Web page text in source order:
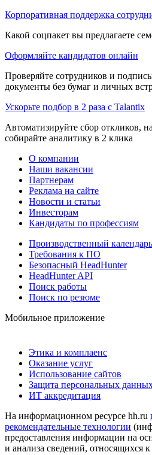
Корпоративная поддержка
Какой соцпакет вы предлагаете
Оформляйте кандидатов онлайн
Проверяйте сотрудников и
документы без бумаг и личных
Ускорьте подбор в 2 раза с Talantix
Автоматизируйте сбор откликов,
собирайте аналитику в 2 клика
О компании
Наши вакансии
Партнерам
Реклама на сайте
Новости и статьи
Инвесторам
Кандидаты по профессиям
Производственный календарь
Требования к ПО
Безопасный HeadHunter
HeadHunter API
Поиск работы
Поиск по резюме
Мобильное приложение
Этика и комплаенс
Оказание услуг
Использование сайтов
Защита персональных
ИТ аккредитация
На информационном ресурсе hh.ru
рекомендательные технологии
предоставления информации на
и анализа сведений, относящихся